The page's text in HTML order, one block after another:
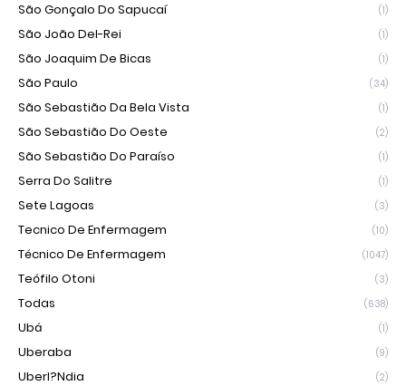
São Gonçalo Do Sapucaí (1)
São João Del-Rei (1)
São Joaquim De Bicas (1)
São Paulo (34)
São Sebastião Da Bela Vista (1)
São Sebastião Do Oeste (2)
São Sebastião Do Paraíso (1)
Serra Do Salitre (1)
Sete Lagoas (3)
Tecnico De Enfermagem (10)
Técnico De Enfermagem (1047)
Teófilo Otoni (3)
Todas (638)
Ubá (1)
Uberaba (9)
Uberl?ndia (2)